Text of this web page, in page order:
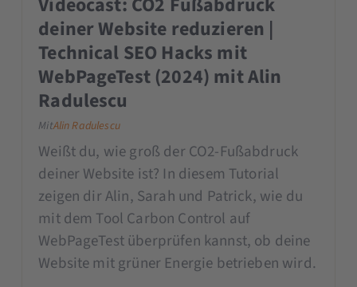
deiner Website reduzieren |
Technical SEO Hacks mit
WebPageTest (2024) mit Alin
Radulescu
MitAlin Radulescu
Weißt du, wie groß der CO2-Fußabdruck
deiner Website ist? In diesem Tutorial
zeigen dir Alin, Sarah und Patrick, wie du
mit dem Tool Carbon Control auf
WebPageTest überprüfen kannst, ob deine
Website mit grüner Energie betrieben wird.